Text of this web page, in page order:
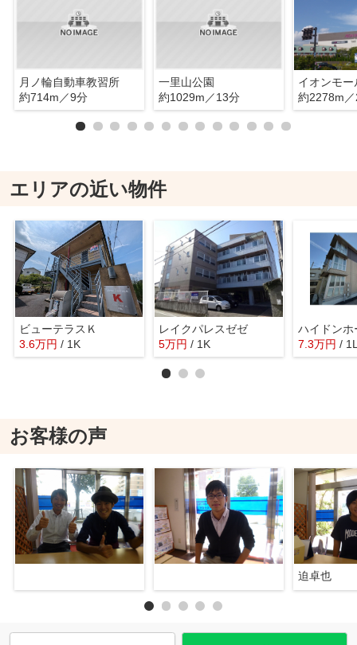
月ノ輪自動車教習所
約714m／9分
一里山公園
約1029m／13分
イオンモー
約2278m
エリアの近い物件
ビューテラスＫ
3.6万円 / 1K
レイクパレスゼゼ
5万円 / 1K
ハイドンホ
7.3万円 /
お客様の声
迫卓也